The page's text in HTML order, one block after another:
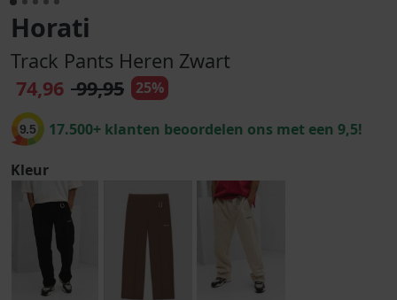
Horati
Track Pants Heren Zwart
74,96 99,95 25%
9.5 17.500+ klanten beoordelen ons met een 9,5!
Kleur